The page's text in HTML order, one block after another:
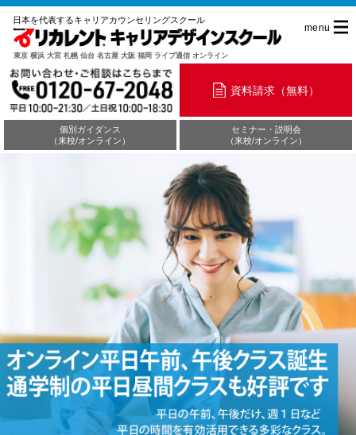
日本を代表するキャリアカウンセリングスクール
東京 横浜 大宮 札幌 仙台 名古屋 大阪 福岡 ライブ通信 オンライン
menu
資料請求（無料）
個別ガイダンス
（来校/オンライン）
セミナー・説明会
（来校/オンライン）